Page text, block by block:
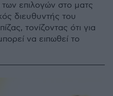
των επιλογών στο ματς
διευθυντής του
τονίζοντας ότι για
να ειπωθεί το